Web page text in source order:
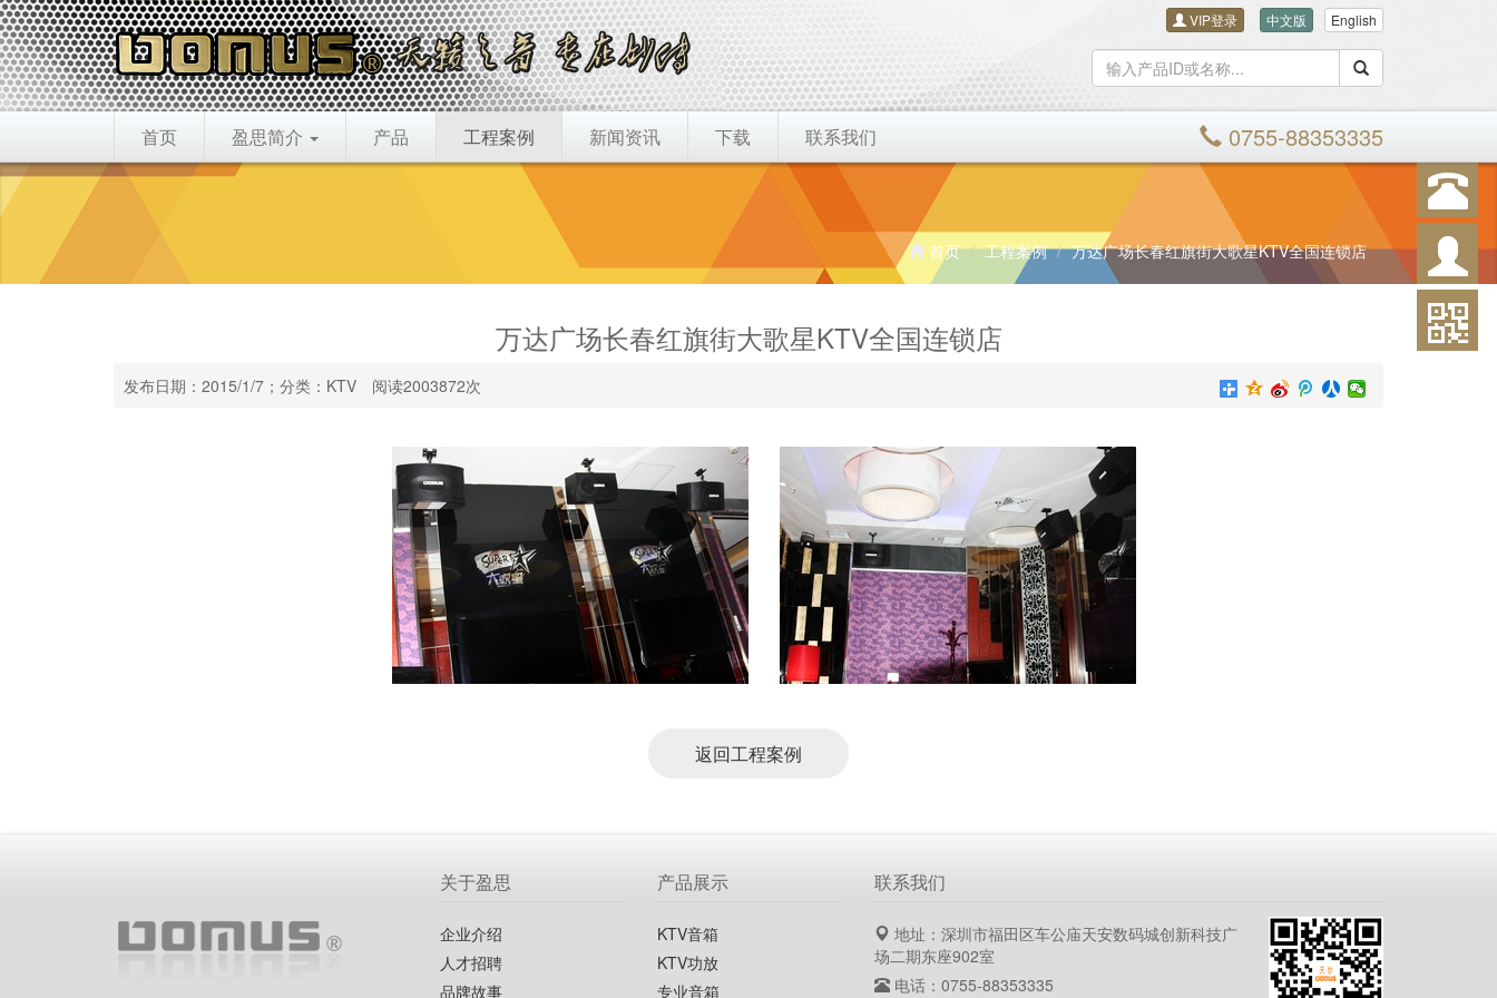
VIP登录 中文版 English
搜索
0755-88353335
首页 盈思简介 产品 工程案例 新闻资讯 下载 联系我们
首页 工程案例 万达广场长春红旗街大歌星KTV全国连锁店
万达广场长春红旗街大歌星KTV全国连锁店
发布日期：2015/1/7；分类：KTV 阅读2003872次
返回工程案例
关于盈思
企业介绍
人才招聘
品牌故事
产品展示
KTV音箱
KTV功放
专业音箱
联系我们
地址：深圳市福田区车公庙天安数码城创新科技广
场二期东座902室
电话：0755-88353335